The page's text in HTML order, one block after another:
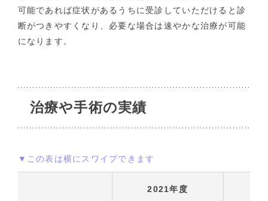
可能であれば症状があるうちに受診していただけると診
断がつきやすくなり、必要な場合は速やかな治療が可能
になります。
治療や手術の実績
▼この表は横にスワイプできます
2021年度